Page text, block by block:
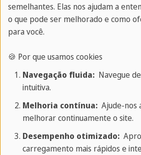
Marca | Condições de
PORTUGUÊS (BRASIL)
semelhantes. Elas nos ajudam a
o que pode ser melhorado e como
para você.
🍪 Por que usamos cookies
Navegação fluida:Navegue
intuitiva.
Melhoria contínua:Ajude-nos
melhorar continuamente o site.
Desempenho otimizado:
carregamento mais rápidos e